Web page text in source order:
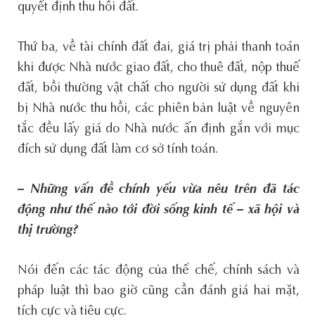
quyết định thu hồi đất.
Thứ ba, về tài chính đất đai, giá trị phải thanh toán
khi được Nhà nước giao đất, cho thuê đất, nộp thuế
đất, bồi thường vật chất cho người sử dụng đất khi
bị Nhà nước thu hồi, các phiên bản luật về nguyên
tắc đều lấy giá do Nhà nước ấn định gắn với mục
đích sử dụng đất làm cơ sở tính toán.
– Những vấn đề chính yếu vừa nêu trên đã tác
động như thế nào tới đời sống kinh tế – xã hội và
thị trường?
Nói đến các tác động của thể chế, chính sách và
pháp luật thì bao giờ cũng cần đánh giá hai mặt,
tích cực và tiêu cực.